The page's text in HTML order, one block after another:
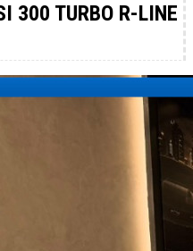
300 TURBO R-LINE